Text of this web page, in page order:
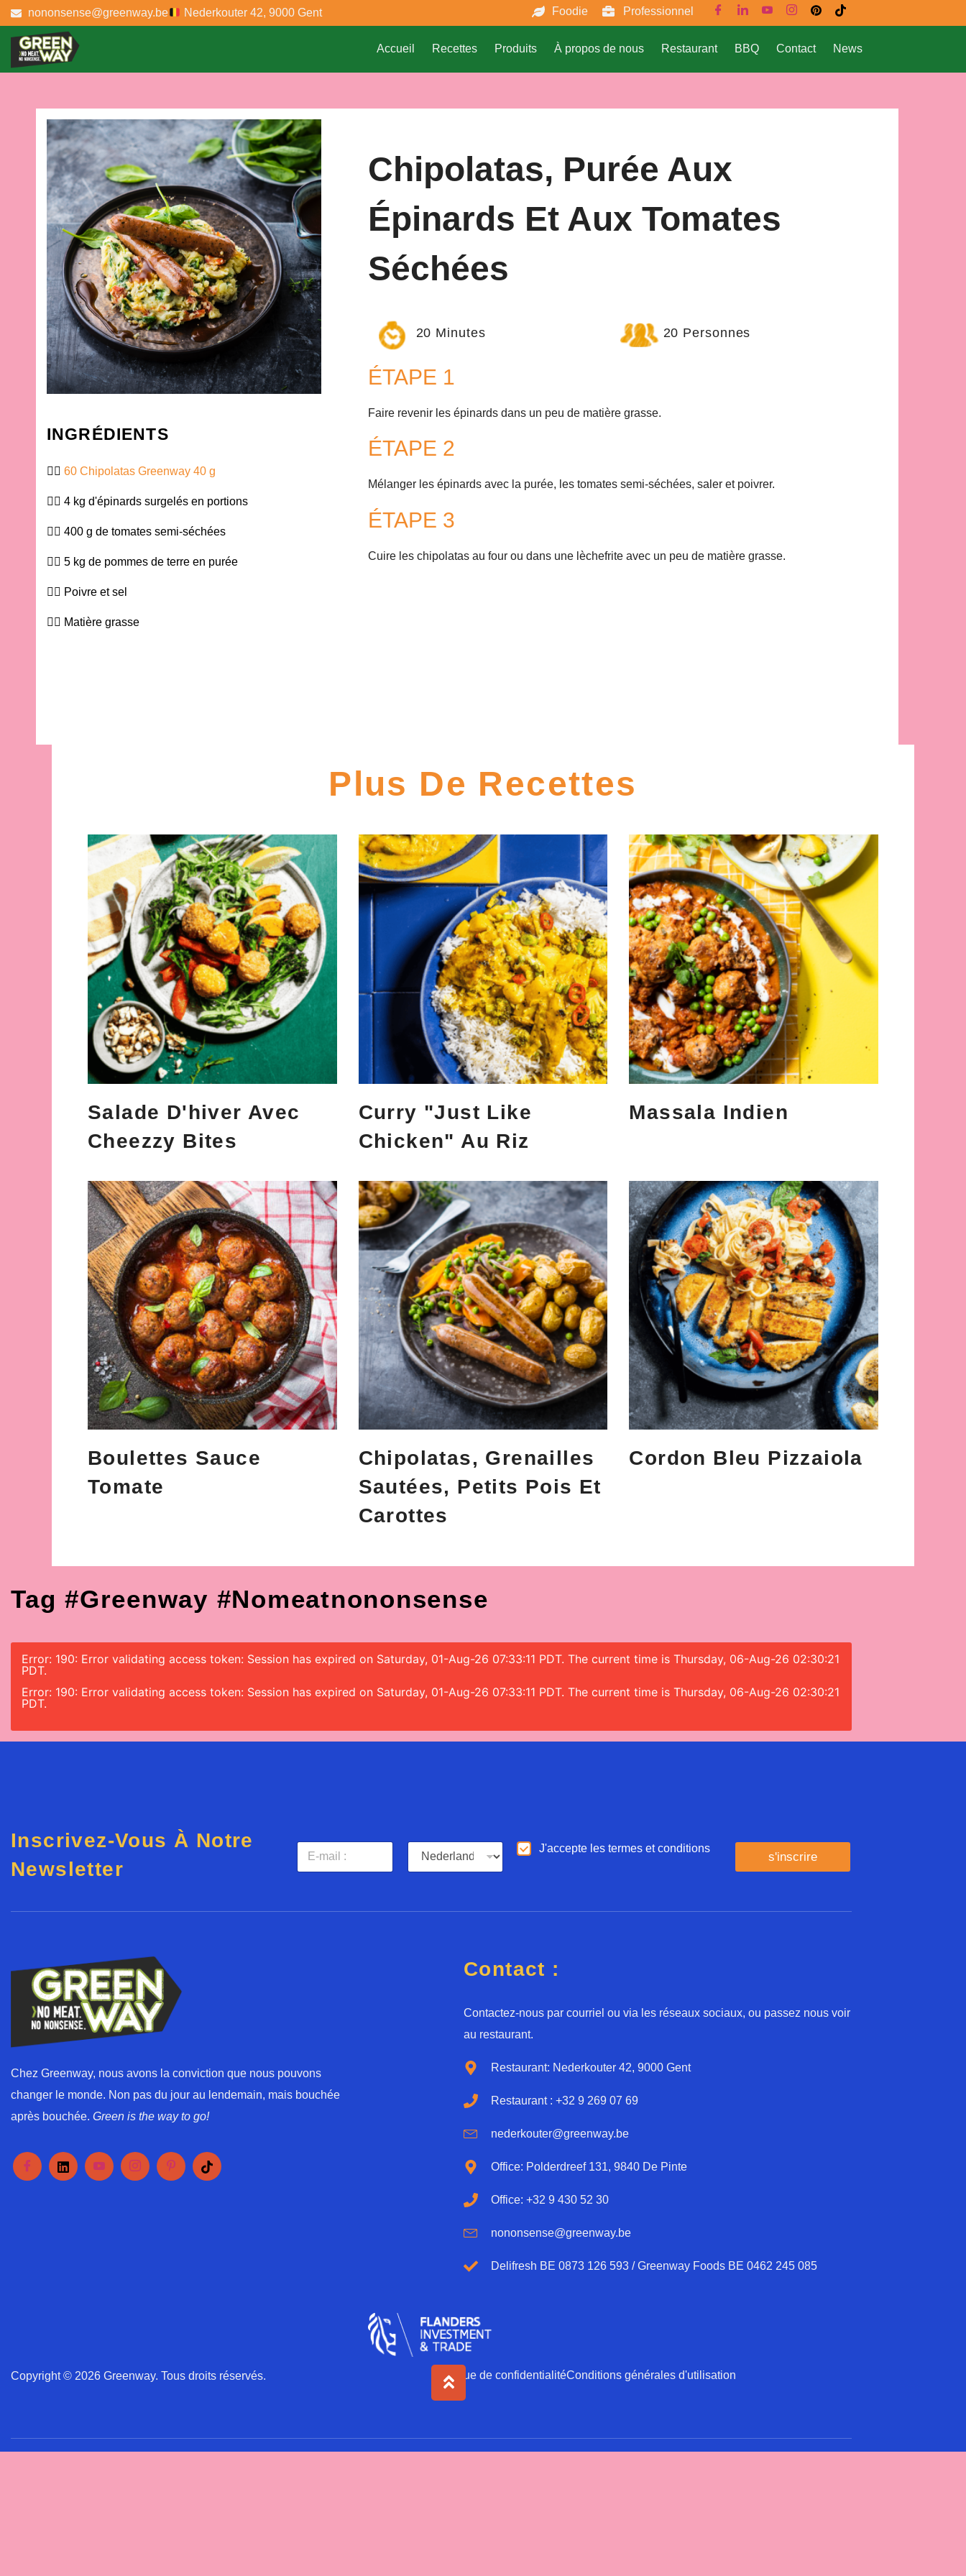
nononsense@greenway.be Nederkouter 42, 9000 Gent Foodie Professionnel
Accueil Recettes Produits À propos de nous Restaurant BBQ Contact News
INGRÉDIENTS
60 Chipolatas Greenway 40 g
4 kg d'épinards surgelés en portions
400 g de tomates semi-séchées
5 kg de pommes de terre en purée
Poivre et sel
Matière grasse
Chipolatas, Purée Aux
Épinards Et Aux Tomates
Séchées
20 Minutes 20 Personnes
ÉTAPE 1
Faire revenir les épinards dans un peu de matière grasse.
ÉTAPE 2
Mélanger les épinards avec la purée, les tomates semi-séchées, saler et poivrer.
ÉTAPE 3
Cuire les chipolatas au four ou dans une lèchefrite avec un peu de matière grasse.
Plus De Recettes
Salade D'hiver Avec
Cheezzy Bites
Curry "Just Like
Chicken" Au Riz
Massala Indien
Boulettes Sauce
Tomate
Chipolatas, Grenailles
Sautées, Petits Pois Et
Carottes
Cordon Bleu Pizzaiola
Tag #greenway #nomeatnononsense
Error: 190: Error validating access token: Session has expired on Saturday, 01-Aug-26 07:33:11 PDT. The current time is Thursday, 06-Aug-26 02:30:21
PDT.
Error: 190: Error validating access token: Session has expired on Saturday, 01-Aug-26 07:33:11 PDT. The current time is Thursday, 06-Aug-26 02:30:21
PDT.
Inscrivez-Vous À Notre
Newsletter
E
m
l
L
n
e
D
o
J'accepte les termes et conditions
s'inscrire
Chez Greenway, nous avons la conviction que nous pouvons
changer le monde. Non pas du jour au lendemain, mais bouchée
après bouchée. Green is the way to go!
Contact :
Contactez-nous par courriel ou via les réseaux sociaux, ou passez nous voir
au restaurant.
Restaurant: Nederkouter 42, 9000 Gent
Restaurant : +32 9 269 07 69
nederkouter@greenway.be
Office: Polderdreef 131, 9840 De Pinte
Office: +32 9 430 52 30
nononsense@greenway.be
Delifresh BE 0873 126 593 / Greenway Foods BE 0462 245 085
Copyright © 2026 Greenway. Tous droits réservés. Politique de confidentialitéConditions générales d'utilisation